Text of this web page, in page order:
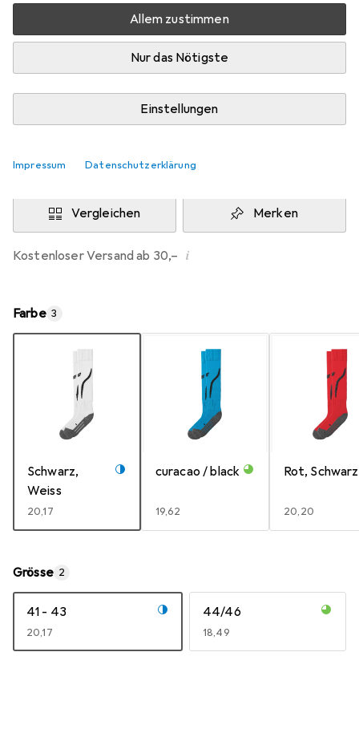
Allem zustimmen
Nur das Nötigste
Einstellungen
Impressum Datenschutzerklärung
Zwischen Mo, 24.8. und Mi, 26.8. geliefert
Benachrichtigen, wenn schneller verfügbar
Lieferort angeben für genaue Lieferzeit
Shopping FactoryFR
In den Warenkorb
Vergleichen Merken
Kostenloser Versand ab 30,– i
Farbe 3
Schwarz,
Weiss
EUR
20,17
curacao / black
EUR
19,62
Rot, Schwarz
EUR
20,20
Grösse 2
41 - 43
EUR
20,17
44/46
EUR
18,49